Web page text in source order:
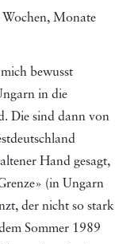
Wochen, Monate
bewusst
in die
Die sind dann von
Hand gesagt,
(in Ungarn
der nicht so stark
Sommer 1989